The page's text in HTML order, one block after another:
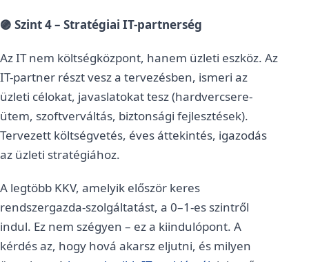
🟣 Szint 4 – Stratégiai IT-partnerség
Az IT nem költségközpont, hanem üzleti eszköz. Az
IT-partner részt vesz a tervezésben, ismeri az
üzleti célokat, javaslatokat tesz (hardvercsere-
ütem, szoftverváltás, biztonsági fejlesztések).
Tervezett költségvetés, éves áttekintés, igazodás
az üzleti stratégiához.
A legtöbb KKV, amelyik először keres
rendszergazda-szolgáltatást, a 0–1-es szintről
indul. Ez nem szégyen – ez a kiindulópont. A
kérdés az, hogy hová akarsz eljutni, és milyen